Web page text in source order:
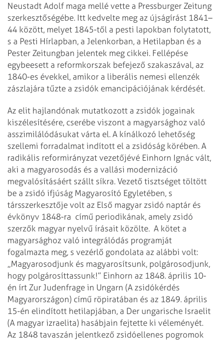
Neustadt Adolf maga mellé vette a Pressburger Zeitung
szerkesztőségébe. Itt kedvelte meg az újságírást 1841–
44 között, melyet 1845-től a pesti lapokban folytatott,
s a Pesti Hírlapban, a Jelenkorban, a Hetilapban és a
Pester Zeitungban jelentek meg cikkei. Fellépése
egybeesett a reformkorszak befejező szakaszával, az
1840-es évekkel, amikor a liberális nemesi ellenzék
zászlajára tűzte a zsidók emancipációjának kérdését.
Az elit hajlandónak mutatkozott a zsidók jogainak
kiszélesítésére, cserébe viszont a magyarsághoz való
asszimilálódásukat várta el. A kínálkozó lehetőség
szellemi forradalmat indított el a zsidóság körében. A
radikális reformirányzat vezetőjévé Einhorn Ignác vált,
aki a magyarosodás és a vallási modernizáció
megvalósításáért szállt síkra. Vezető tisztséget töltött
be a zsidó ifjúság Magyarosító Egyletében, s
társszerkesztője volt az Első magyar zsidó naptár és
évkönyv 1848-ra című periodikának, amely zsidó
szerzők magyar nyelvű írásait közölte. A kötet a
magyarsághoz való integrálódás programját
fogalmazta meg, s vezérlő gondolata az alábbi volt:
„Magyarosodjunk és magyarosítsunk, polgárosodjunk,
hogy polgárosíttassunk!” Einhorn az 1848. április 10-
én írt Zur Judenfrage in Ungarn (A zsidókérdés
Magyarországon) című röpiratában és az 1849. április
15-én elindított hetilapjában, a Der ungarische Israelit
(A magyar izraelita) hasábjain fejtette ki véleményét.
Az 1848 tavaszán jelentkező zsidóellenes pogromok